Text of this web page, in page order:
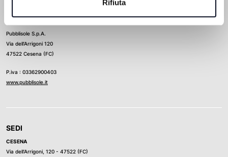
Rifiuta
Ludovico Luongo
Pubblisole S.p.A.
Via dell’Arrigoni 120
47522 Cesena (FC)
P.iva : 03362900403
www.pubblisole.it
SEDI
CESENA
Via dell’Arrigoni, 120 - 47522 (FC)